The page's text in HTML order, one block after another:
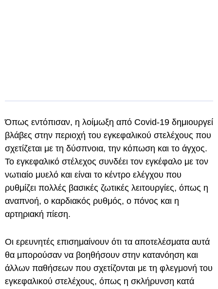
Όπως εντόπισαν, η λοίμωξη από Covid-19 δημιουργεί
βλάβες στην περιοχή του εγκεφαλικού στελέχους που
σχετίζεται με τη δύσπνοια, την κόπωση και το άγχος.
Το εγκεφαλικό στέλεχος συνδέει τον εγκέφαλο με τον
νωτιαίο μυελό και είναι το κέντρο ελέγχου που
ρυθμίζει πολλές βασικές ζωτικές λειτουργίες, όπως η
αναπνοή, ο καρδιακός ρυθμός, ο πόνος και η
αρτηριακή πίεση.
Οι ερευνητές επισημαίνουν ότι τα αποτελέσματα αυτά
θα μπορούσαν να βοηθήσουν στην κατανόηση και
άλλων παθήσεων που σχετίζονται με τη φλεγμονή του
εγκεφαλικού στελέχους, όπως η σκλήρυνση κατά